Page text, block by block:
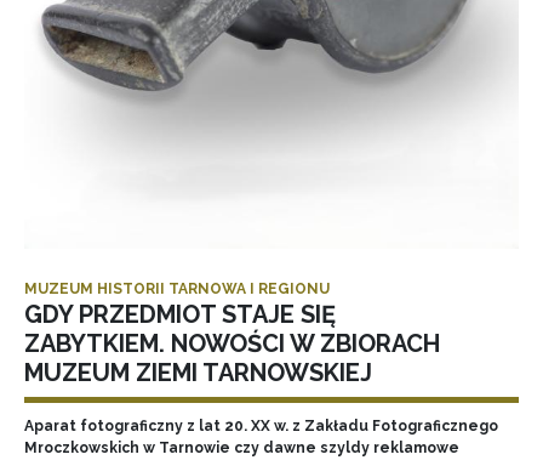
MUZEUM HISTORII TARNOWA I REGIONU
GDY PRZEDMIOT STAJE SIĘ
ZABYTKIEM. NOWOŚCI W ZBIORACH
MUZEUM ZIEMI TARNOWSKIEJ
Aparat fotograficzny z lat 20. XX w. z Zakładu Fotograficznego
Mroczkowskich w Tarnowie czy dawne szyldy reklamowe